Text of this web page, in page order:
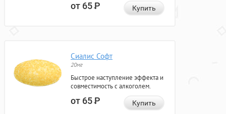
от 65Р Купить
Сиалис Софт
20мг
Быстрое наступление эффекта и
совместимость с алкоголем.
от 65Р Купить